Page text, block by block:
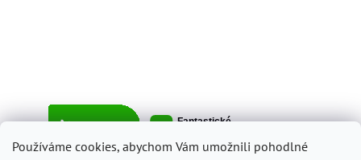
Používáme cookies, abychom Vám umožnili pohodlné